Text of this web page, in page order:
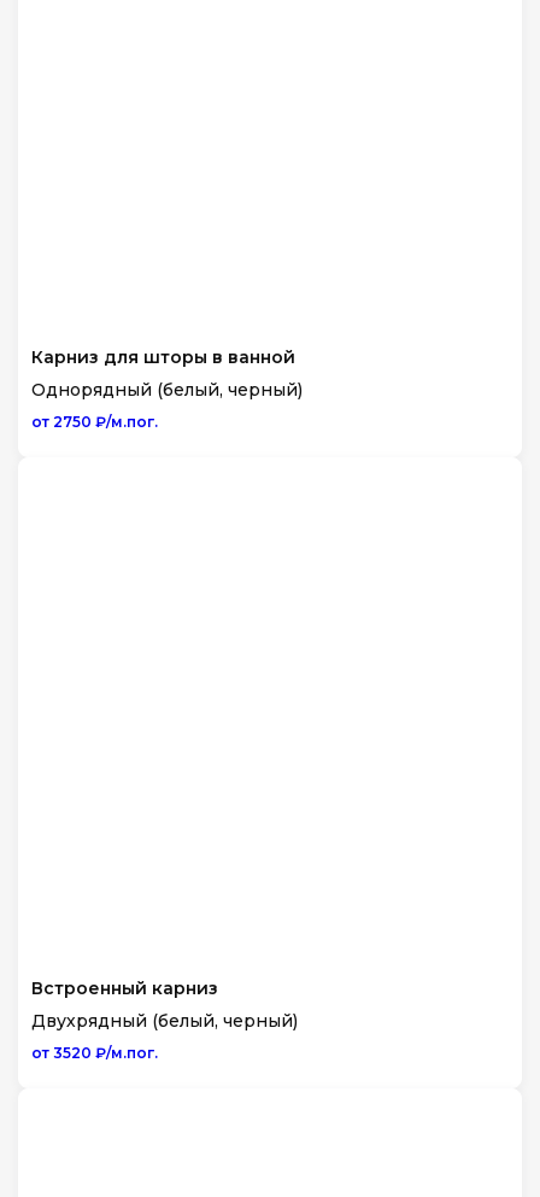
Карниз для шторы в ванной
Однорядный (белый, черный)
от 2750 ₽/м.пог.
Встроенный карниз
Двухрядный (белый, черный)
от 3520 ₽/м.пог.